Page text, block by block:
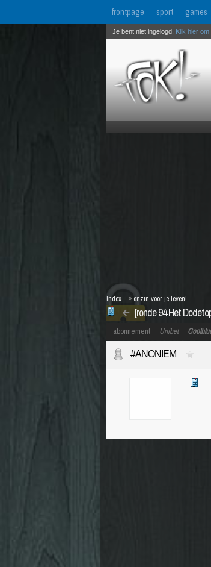
frontpage sport games
Je bent niet ingelogd. Klik hier
[ronde 94 Het
Index » onzin voor je leven!
abonnement Unibet
#ANONIEM